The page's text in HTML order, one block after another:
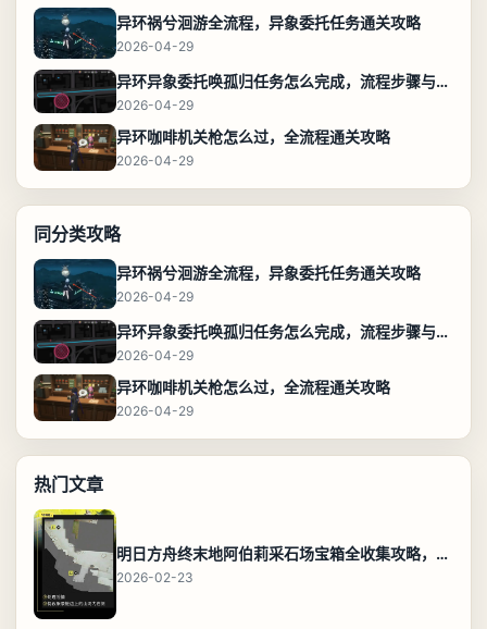
异环祸兮洄游全流程，异象委托任务通关攻略
2026-04-29
异环异象委托唤孤归任务怎么完成，流程步骤与位置攻略
2026-04-29
异环咖啡机关枪怎么过，全流程通关攻略
2026-04-29
同分类攻略
异环祸兮洄游全流程，异象委托任务通关攻略
2026-04-29
异环异象委托唤孤归任务怎么完成，流程步骤与位置攻略
2026-04-29
异环咖啡机关枪怎么过，全流程通关攻略
2026-04-29
热门文章
明日方舟终末地阿伯莉采石场宝箱全收集攻略，全点位分布图与路线
2026-02-23